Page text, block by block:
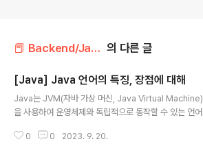
📕 Backend/Java 의 다른 글
[Java] Java 언어의 특징, 장점에 대해
Java는 JVM(자바 가상 머신, Java Virtual Machine)
을 사용하여 운영체제와 독립적으로 동작할 수 있는 언어
지향 언어입니다. 특징1. 객체지향언어객체지향 언어의 특
0 0 2023. 9. 20.